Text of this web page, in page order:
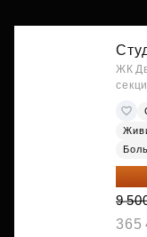
ЖК
9
365